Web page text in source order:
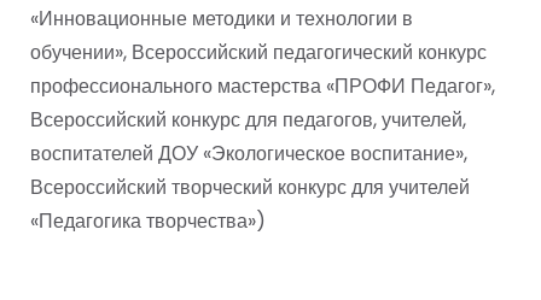
«Инновационные методики и технологии в
обучении», Всероссийский педагогический конкурс
профессионального мастерства «ПРОФИ Педагог»,
Всероссийский конкурс для педагогов, учителей,
воспитателей ДОУ «Экологическое воспитание»,
Всероссийский творческий конкурс для учителей
«Педагогика творчества»)